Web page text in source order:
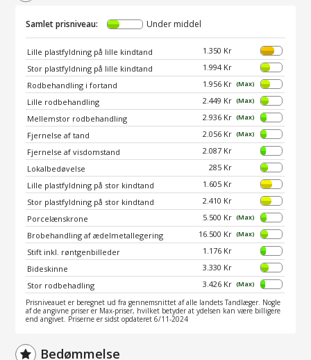
Samlet prisniveau: Under middel
Lille plastfyldning på lille kindtand
1.350 Kr
Stor plastfyldning på lille kindtand
1.994 Kr
Rodbehandling i fortand
1.956 Kr (Max)
Lille rodbehandling 2.449 Kr (Max)
Mellemstor rodbehandling 2.936 Kr (Max)
Fjernelse af tand 2.056 Kr (Max)
Fjernelse af visdomstand
2.087 Kr
Lokalbedøvelse
285 Kr
Lille plastfyldning på stor kindtand
1.605 Kr
Stor plastfyldning på stor kindtand
2.410 Kr
Porcelænskrone
5.500 Kr (Max)
Brobehandling af ædelmetallegering 16.500 Kr (Max)
Stift inkl. røntgenbilleder
1.176 Kr
Bideskinne
3.330 Kr
Stor rodbehadling
3.426 Kr (Max)
Prisniveauet er beregnet ud fra gennemsnittet af alle landets Tandlæger. Nogle
af de angivne priser er Max-priser, hvilket betyder at ydelsen kan være billigere
end angivet. Priserne er sidst opdateret 6/11-2024
Bedømmelse